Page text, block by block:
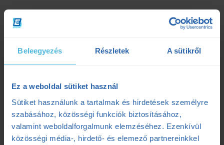
Beleegyezés Részletek A sütikről
Ez a weboldal sütiket használ
Sütiket használunk a tartalmak és hirdetések személyre
szabásához, közösségi funkciók biztosításához,
valamint weboldalforgalmunk elemzéséhez. Ezenkívül
közösségi média-, hirdető- és elemező partnereinkkel
biomechanikai analízis
felkészülés
teljesítménydiagnosztika
triatlon
Kategóriák